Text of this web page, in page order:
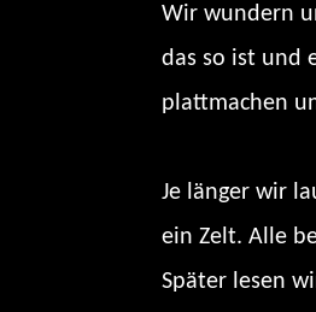
Wir wundern
das so ist und
plattmachen
Je länger wir
ein Zelt. Alle
Später lesen